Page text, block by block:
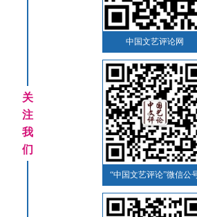
关
注
我
们
中国文艺评论网
“中国文艺评论”微信公